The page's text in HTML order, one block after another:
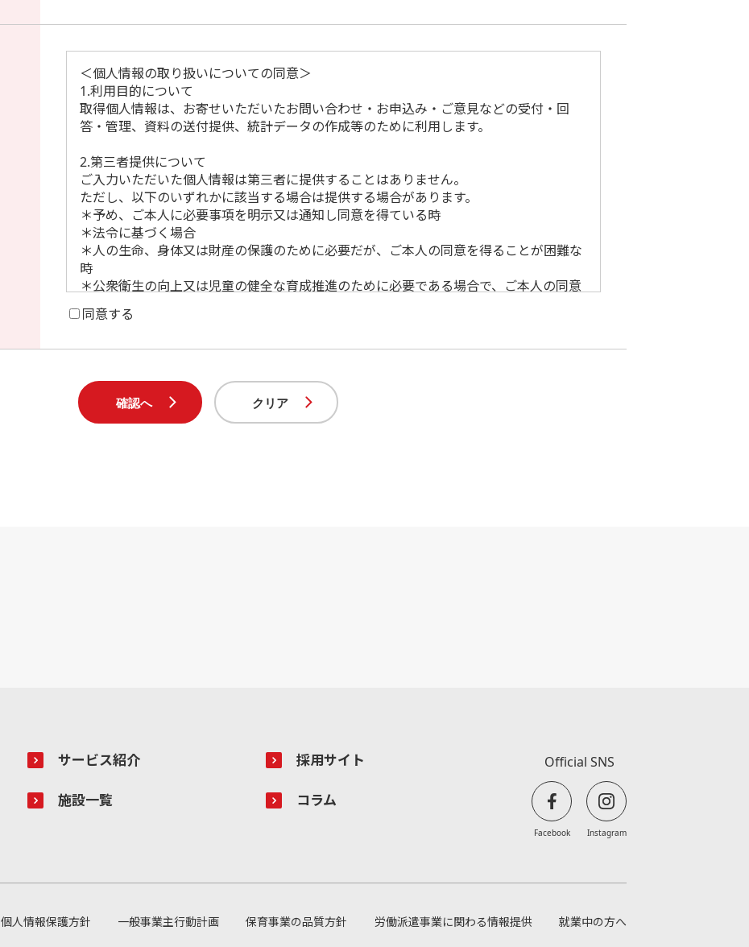
＜個人情報の取り扱いについての同意＞
1.利用目的について
取得個人情報は、お寄せいただいたお問い合わせ・お申込み・ご意見などの受付・回
答・管理、資料の送付提供、統計データの作成等のために利用します。
2.第三者提供について
ご入力いただいた個人情報は第三者に提供することはありません。
ただし、以下のいずれかに該当する場合は提供する場合があります。
＊予め、ご本人に必要事項を明示又は通知し同意を得ている時
＊法令に基づく場合
＊人の生命、身体又は財産の保護のために必要だが、ご本人の同意を得ることが困難な
時
＊公衆衛生の向上又は児童の健全な育成推進のために必要である場合で、ご本人の同意
を得ることが困難な時
＊国若しくは地方公共団体又はその委託を受けた者が法定事務の遂行に協力する場合
当社が定める個人情報保護体制の水準を満たす委託先に個人情報を委託する場合があり
ます。
＊本人又は第三者の生命、身体、財産その他の権利権益を害する恐れがある場合
＊他の法令に違反することとなる場合
株式会社パソナフォスター
〒107-0062 東京都港区南青山3-1-30 PASONA SQUARE
同意する
サービス紹介 採用サイト
施設一覧 コラム
Official SNS
Facebook Instagram
個人情報保護方針 一般事業主行動計画 保育事業の品質方針 労働派遣事業に関わる情報提供 就業中の方へ